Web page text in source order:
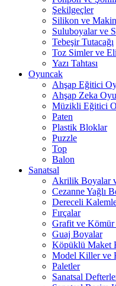
Şekilgeçler
Silikon ve
Suluboyalar ve
Tebeşir Tutacağı
Toz Simler ve
Yazı Tahtası
Oyuncak
Ahşap Eğitici
Ahşap Zeka
Müzikli Eğitici
Paten
Plastik Bloklar
Puzzle
Top
Balon
Sanatsal
Akrilik Boyalar
Cezanne Yağlı
Dereceli
Fırçalar
Grafit ve
Guaj Boyalar
Köpüklü Maket
Model Killer ve
Paletler
Sanatsal